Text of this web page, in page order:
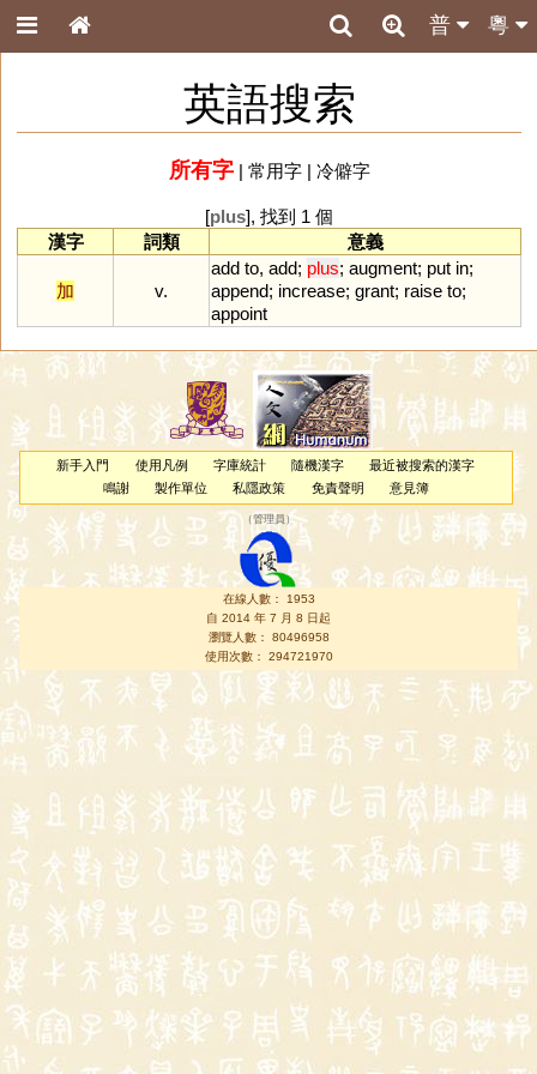
粵
普
英語搜索
所有字| 常用字| 冷僻字
[plus], 找到 1 個
漢字
詞類 意義
加 v.
add to, add; plus; augment; put in;
append; increase; grant; raise to;
appoint
新手入門 使用凡例 字庫統計 隨機漢字
最近被搜索的漢字
鳴謝
製作單位 私隱政策 免責聲明 意見簿
（管理員 ）
在線人數： 1953
自 2014 年 7 月 8 日起
瀏覽人數： 80496958
使用次數： 294721970